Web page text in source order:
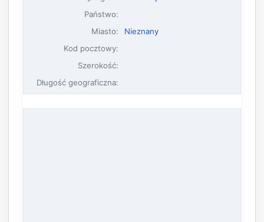
Państwo:
Miasto:
Nieznany
Kod pocztowy:
Szerokość:
Długość geograficzna: